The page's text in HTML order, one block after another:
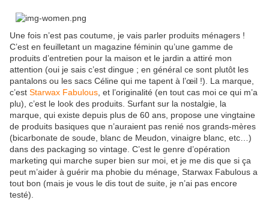
Une fois n’est pas coutume, je vais parler produits ménagers !
C’est en feuilletant un magazine féminin qu’une gamme de
produits d’entretien pour la maison et le jardin a attiré mon
attention (oui je sais c’est dingue ; en général ce sont plutôt les
pantalons ou les sacs Céline qui me tapent à l’œil !). La marque,
c’est Starwax Fabulous , et l’originalité (en tout cas moi ce qui m’a
plu), c’est le look des produits. Surfant sur la nostalgie, la
marque, qui existe depuis plus de 60 ans, propose une vingtaine
de produits basiques que n’auraient pas renié nos grands-mères
(bicarbonate de soude, blanc de Meudon, vinaigre blanc, etc…)
dans des packaging so vintage. C’est le genre d’opération
marketing qui marche super bien sur moi, et je me dis que si ça
peut m’aider à guérir ma phobie du ménage, Starwax Fabulous a
tout bon (mais je vous le dis tout de suite, je n’ai pas encore
testé).